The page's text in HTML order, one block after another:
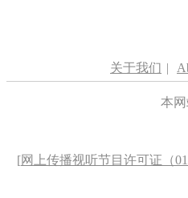
关于我们 |
本
[网上传播视听节目许可证（